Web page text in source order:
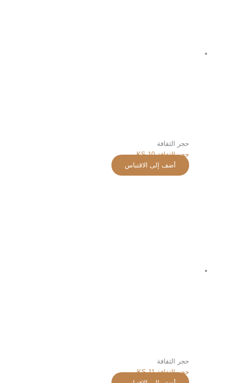
حجر الثقافة
حجر الثقافة KS-10
أضف إلى الاقتباس
حجر الثقافة
حجر الثقافة KS-11